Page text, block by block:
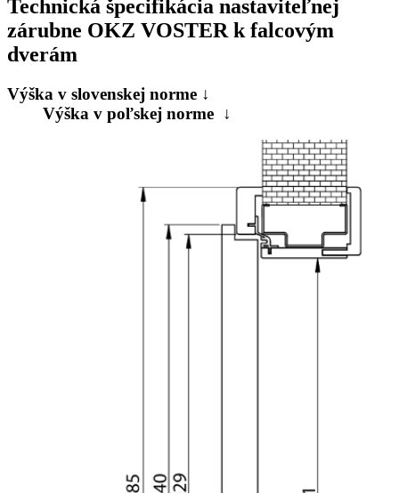
Technická špecifikácia nastaviteľnej
zárubne OKZ VOSTER k falcovým
dverám
Výška v slovenskej norme ↓
Výška v poľskej norme ↓